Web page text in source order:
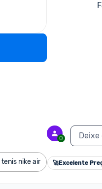
tenis nike air
0
🚀Excelente